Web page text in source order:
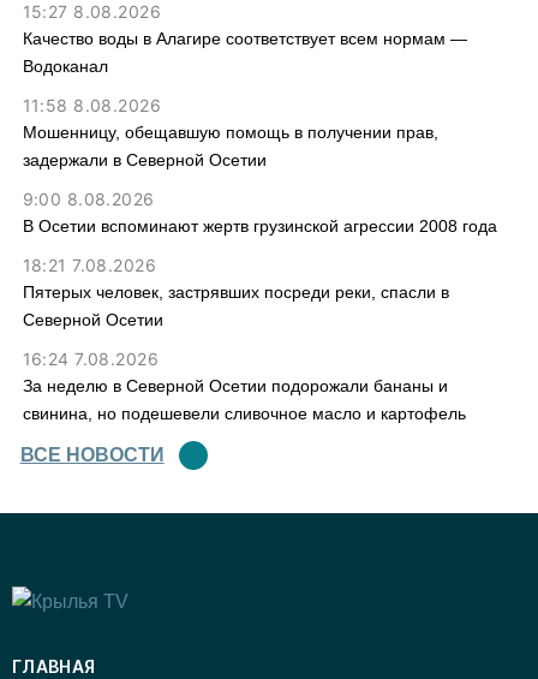
15:27 8.08.2026
Качество воды в Алагире соответствует всем нормам —
Водоканал
11:58 8.08.2026
Мошенницу, обещавшую помощь в получении прав,
задержали в Северной Осетии
9:00 8.08.2026
В Осетии вспоминают жертв грузинской агрессии 2008 года
18:21 7.08.2026
Пятерых человек, застрявших посреди реки, спасли в
Северной Осетии
16:24 7.08.2026
За неделю в Северной Осетии подорожали бананы и
свинина, но подешевели сливочное масло и картофель
ВСЕ НОВОСТИ
ГЛАВНАЯ